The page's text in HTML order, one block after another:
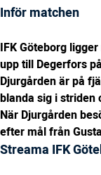
Inför matchen
IFK Göteborg
upp till Degerfors
Djurgården är på
blanda sig i striden
När Djurgården
efter mål från
Streama IFK